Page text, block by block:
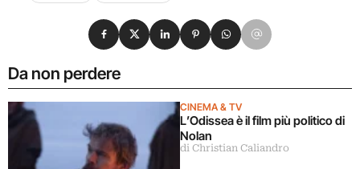
Da non perdere
CINEMA & TV
L’Odissea è il film più politico di
Nolan
di Christian Caliandro
Condividi su Facebook
Condividi su X
Condividi su LinkedIn
Condividi su Pinterest
Condividi su WhatsApp
Condividi su Email